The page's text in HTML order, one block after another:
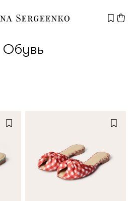
помощь?
Новый
Обувь